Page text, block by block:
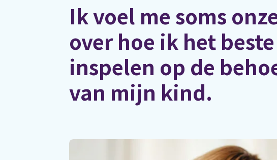
Ik voel me soms
over hoe ik het
inspelen op de
van mijn kind.